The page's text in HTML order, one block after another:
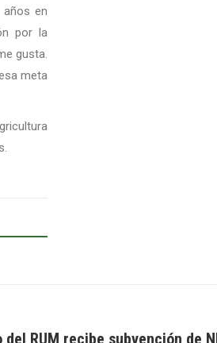
años en
por la
gusta.
meta